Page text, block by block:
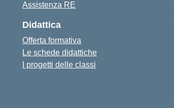
Assistenza RE
Didattica
Offerta formativa
Le schede didattiche
I progetti delle classi